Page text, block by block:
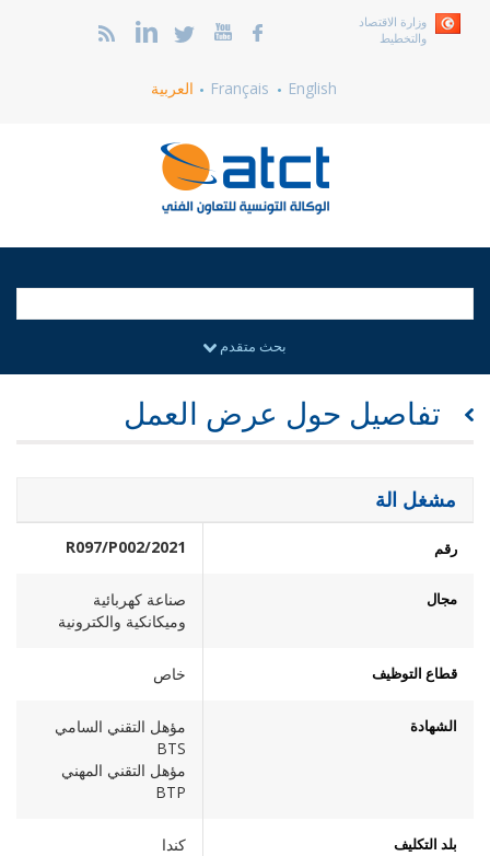
وزارة الاقتصاد
والتخطيط
English
Français العربية
بحث متقدم
تفاصيل حول عرض العمل
مشغل الة
رقم 2021/R097/P002
مجال
صناعة كهربائية
وميكانكية والكترونية
قطاع التوظيف خاص
الشهادة
مؤهل التقني السامي
BTS
مؤهل التقني المهني
BTP
بلد التكليف كندا